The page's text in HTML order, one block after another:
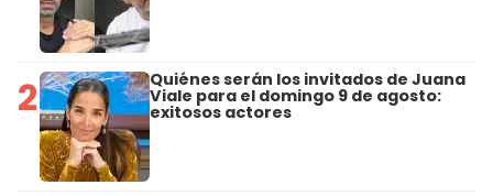
2 Quiénes serán los invitados de Juana
Viale para el domingo 9 de agosto:
exitosos actores